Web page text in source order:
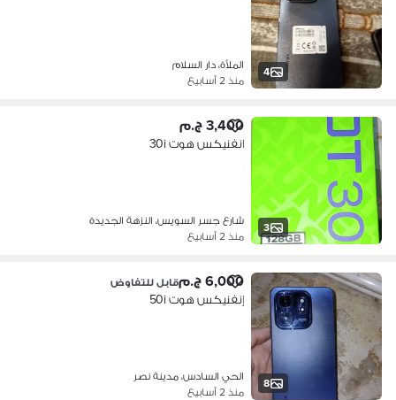
4
الملأة، دار السلام
منذ 2 أسابيع
3
3,400 ج.م
انفنيكس هوت 30i
شارع جسر السويس، النزهة الجديدة
منذ 2 أسابيع
8
6,000 ج.م قابل للتفاوض
إنفنيكس هوت 50i
الحي السادس، مدينة نصر
منذ 2 أسابيع